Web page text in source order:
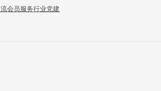
会员服务行业党建